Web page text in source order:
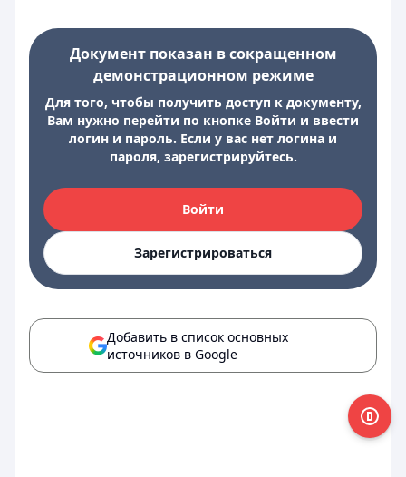
Документ показан в сокращенном
демонстрационном режиме
Для того, чтобы получить доступ к документу,
Вам нужно перейти по кнопке Войти и ввести
логин и пароль. Если у вас нет логина и
пароля, зарегистрируйтесь.
Войти
Зарегистрироваться
Добавить в список основных
источников в Google